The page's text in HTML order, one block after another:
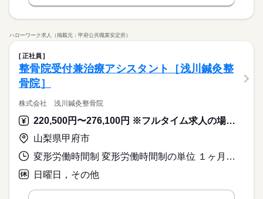
ハローワーク求人（掲載元：甲府公共職業安定所）
正社員
整骨院受付兼治療アシスタント［浅川鍼灸整
骨院］
株式会社 浅川鍼灸整骨院
220,500円〜276,100円 ※フルタイム求人の場合は月額（換算額）、パート求人の場合は時間額を表示しています。
山梨県甲府市
変形労働時間制 変形労働時間制の単位 １ヶ月単位 就業時間１ 8時30分〜19時30分 就業時間２ 8時30分〜13時00分 就業時間３ 8時30分〜15時00分 就業時間に関する特記事項 （１）月・火・水・金曜日：休憩１５０分
日曜日，その他